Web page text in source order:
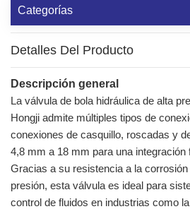
Categorías
Detalles Del Producto
Descripción general
La válvula de bola hidráulica de alta
Hongji admite múltiples tipos de
conexiones de casquillo, roscadas y
4,8 mm a 18 mm para una integración
Gracias a su resistencia a la
presión, esta válvula es ideal para
control de fluidos en industrias como